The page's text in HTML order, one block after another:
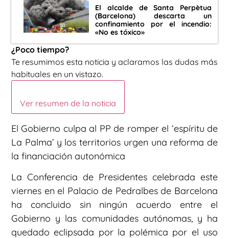
El alcalde de Santa Perpètua
(Barcelona) descarta un
confinamiento por el incendio:
«No es tóxico»
¿Poco tiempo?
Te resumimos esta noticia y aclaramos las dudas más
habituales en un vistazo.
Ver resumen de la noticia
El Gobierno culpa al PP de romper el ‘espíritu de
La Palma’ y los territorios urgen una reforma de
la financiación autonómica
La Conferencia de Presidentes celebrada este
viernes en el Palacio de Pedralbes de Barcelona
ha concluido sin ningún acuerdo entre el
Gobierno y las comunidades autónomas, y ha
quedado eclipsada por la polémica por el uso